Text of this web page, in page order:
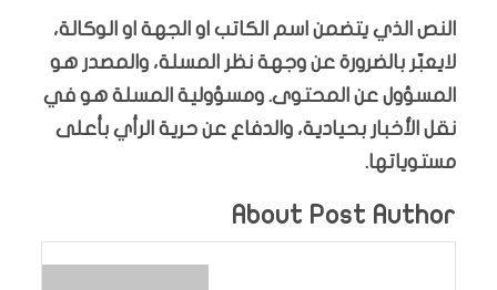
النص الذي يتضمن اسم الكاتب او الجهة او الوكالة،
لايعبّر بالضرورة عن وجهة نظر المسلة، والمصدر هو
المسؤول عن المحتوى. ومسؤولية المسلة هو في
نقل الأخبار بحيادية، والدفاع عن حرية الرأي بأعلى
مستوياتها.
About Post Author